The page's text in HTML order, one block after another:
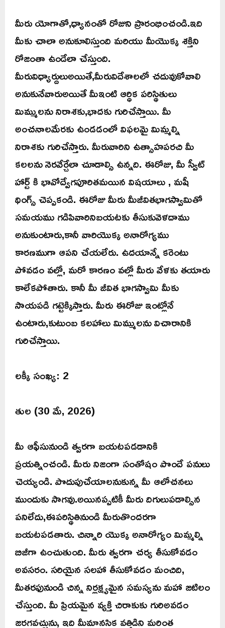
మీరు యోగాతో,ధ్యానంతో రోజుని ప్రారంభించండి.ఇది
మీకు చాలా అనుకూలిస్తుంది మరియు మీయొక్క శక్తిని
రోజంతా ఉండేలా చేస్తుంది.
మీరువిధ్యార్దులుఅయితే,మీరువిదేశాలలో చదువుకోవాలి
అనుకునేవారుఅయితే మీఇంటి ఆర్ధిక పరిస్థితులు
మిమ్ములను నిరాశకు,భాదకు గురిచేస్తాయి. మీ
అంచనాలమేరకు ఉండడంలో విఫలమై మిమ్మల్ని
నిరాశకు గురిచేస్తారు. మీరువారిని ఉత్సాహపరచి మీ
కలలను నెరవేర్చేలా చూడాల్సి ఉన్నది. ఈరోజు, మీ స్వీట్
హార్ట్ కి భావోద్వేగపూరితమయిన విషయాలు , మషీ
థింగ్స్ చెప్పకండి. ఈరోజు మీరు మీజీవితభాగస్వామితో
సమయము గడిపివారినిబయటకు తీసుకువెళదాము
అనుకుంటారు,కానీ వారియొక్క అనారోగ్యము
కారణముగా ఆపని చేయలేరు. ఉదయాన్నే కరెంటు
పోవడం వల్లో, మరో కారణం వల్లో మీరు వేళకు తయారు
కాలేకపోతారు. కానీ మీ జీవిత భాగస్వామి మీకు
సాయపడి గట్టెక్కిస్తారు. మీరు ఈరోజు ఇంట్లోనే
ఉంటారు,కుటుంబ కలహాలు మిమ్ములను విచారానికి
గురిచేస్తాయి.
లక్కీ సంఖ్య: 2
తుల (30 మే, 2026)
మీ ఆఫీసునుండి త్వరగా బయటపడడానికి
ప్రయత్నించండి. మీరు నిజంగా సంతోషం పొందే పనులు
చెయ్యండి. పొదుపుచేయాలనుకున్న మీ ఆలోచనలు
ముందుకు సాగవు.అయినప్పటికీ మీరు దిగులుపడాల్సిన
పనిలేదు,ఈపరిస్థితినుండి మీరుతొందరగా
బయటపడతారు. చిన్నారి యొక్క అనారోగ్యం మిమ్మల్ని
బిజీగా ఉంచుతుంది. మీరు త్వరగా చర్య తీసుకోవడం
అవసరం. సరియైన సలహా తీసుకోవడం మంచిది,
మీతరఫునుండి చిన్న నిర్లక్ష్యమైన సమస్యను మహా జటిలం
చేస్తుంది. మీ ప్రియమైన వ్యక్తి చిరాకుకు గురిఅవడం
జరగవచ్చును, ఇది మీమానసిక వత్తిడిని మరింత